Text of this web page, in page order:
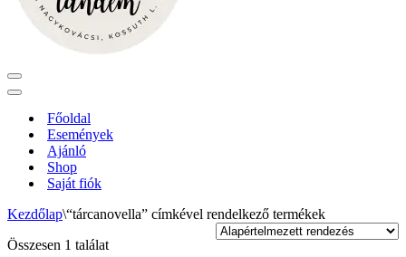
Navigation
Menu
Navigation
Főoldal
Események
Ajánló
Shop
Saját fiók
Kezdőlap\“tárcanovella” címkével rendelkező termékek
Összesen 1 találat